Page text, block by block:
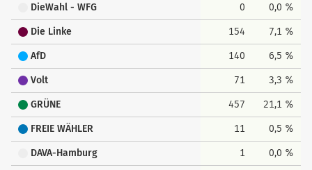
DieWahl - WFG 0 0,0 %
Die Linke 154 7,1 %
AfD 140 6,5 %
Volt 71 3,3 %
GRÜNE 457 21,1 %
FREIE WÄHLER 11 0,5 %
DAVA-Hamburg 1 0,0 %